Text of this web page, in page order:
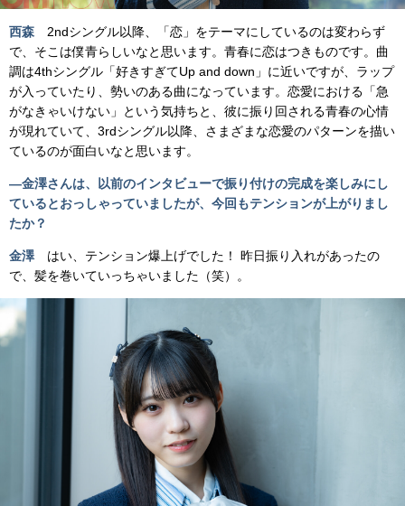
西森 2ndシングル以降、「恋」をテーマにしているのは変わらず
で、そこは僕青らしいなと思います。青春に恋はつきものです。曲
調は4thシングル「好きすぎてUp and down」に近いですが、ラップ
が入っていたり、勢いのある曲になっています。恋愛における「急
がなきゃいけない」という気持ちと、彼に振り回される青春の心情
が現れていて、3rdシングル以降、さまざまな恋愛のパターンを描い
ているのが面白いなと思います。
―金澤さんは、以前のインタビューで振り付けの完成を楽しみにし
ているとおっしゃっていましたが、今回もテンションが上がりまし
たか？
金澤はい、テンション爆上げでした！ 昨日振り入れがあったの
で、髪を巻いていっちゃいました（笑）。